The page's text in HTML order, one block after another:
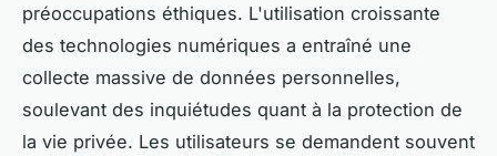
préoccupations éthiques. L'utilisation croissante
des technologies numériques a entraîné une
collecte massive de données personnelles,
soulevant des inquiétudes quant à la protection de
la vie privée. Les utilisateurs se demandent souvent